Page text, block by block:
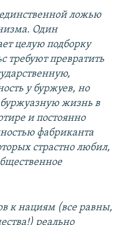
ложью
Один
целую подборку
требуют превратить
у буржуев, но
жизнь в
и постоянно
фабриканта
страстно любил,
к нациям (все равны,
реально